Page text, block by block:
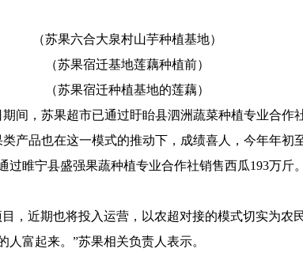
（苏果六合大泉村山芋种植基地）
（苏果宿迁基地莲藕种植前）
（苏果宿迁种植基地的莲藕）
期间，苏果超市已通过盱眙县泗洲蔬菜种植专业合作
产品也在这一模式的推动下，成绩喜人，今年年初
过睢宁县盛强果蔬种植专业合作社销售西瓜193万斤
，近期也将投入运营，以农超对接的模式切实为农
富起来。”苏果相关负责人表示。